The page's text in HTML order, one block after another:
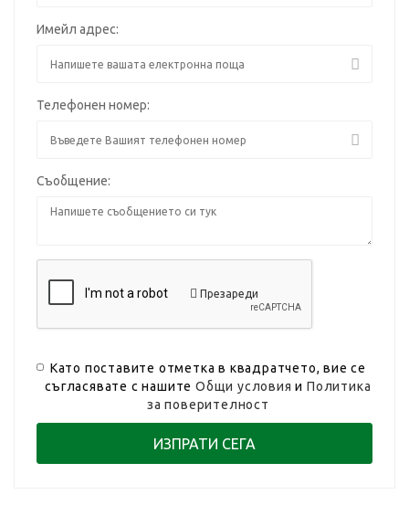
Имейл адрес:
Телефонен номер:
Съобщение:
Презареди
Като поставите отметка в квадратчето, вие се
съгласявате с нашитеОбщи условия иПолитика
за поверителност